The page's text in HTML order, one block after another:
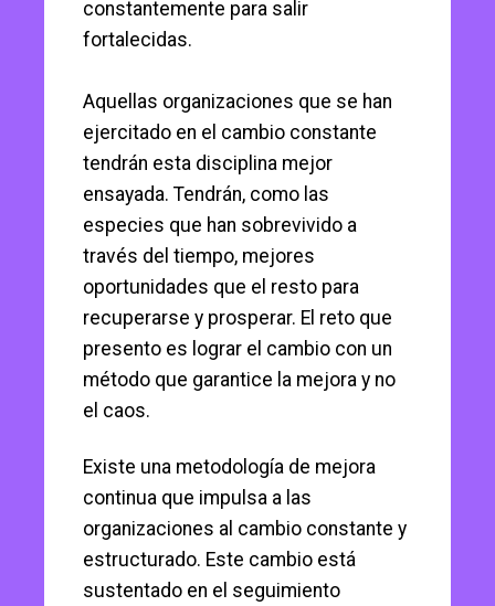
constantemente para salir
fortalecidas.
Aquellas organizaciones que se han
ejercitado en el cambio constante
tendrán esta disciplina mejor
ensayada. Tendrán, como las
especies que han sobrevivido a
través del tiempo, mejores
oportunidades que el resto para
recuperarse y prosperar. El reto que
presento es lograr el cambio con un
método que garantice la mejora y no
el caos.
Existe una metodología de mejora
continua que impulsa a las
organizaciones al cambio constante y
estructurado. Este cambio está
sustentado en el seguimiento